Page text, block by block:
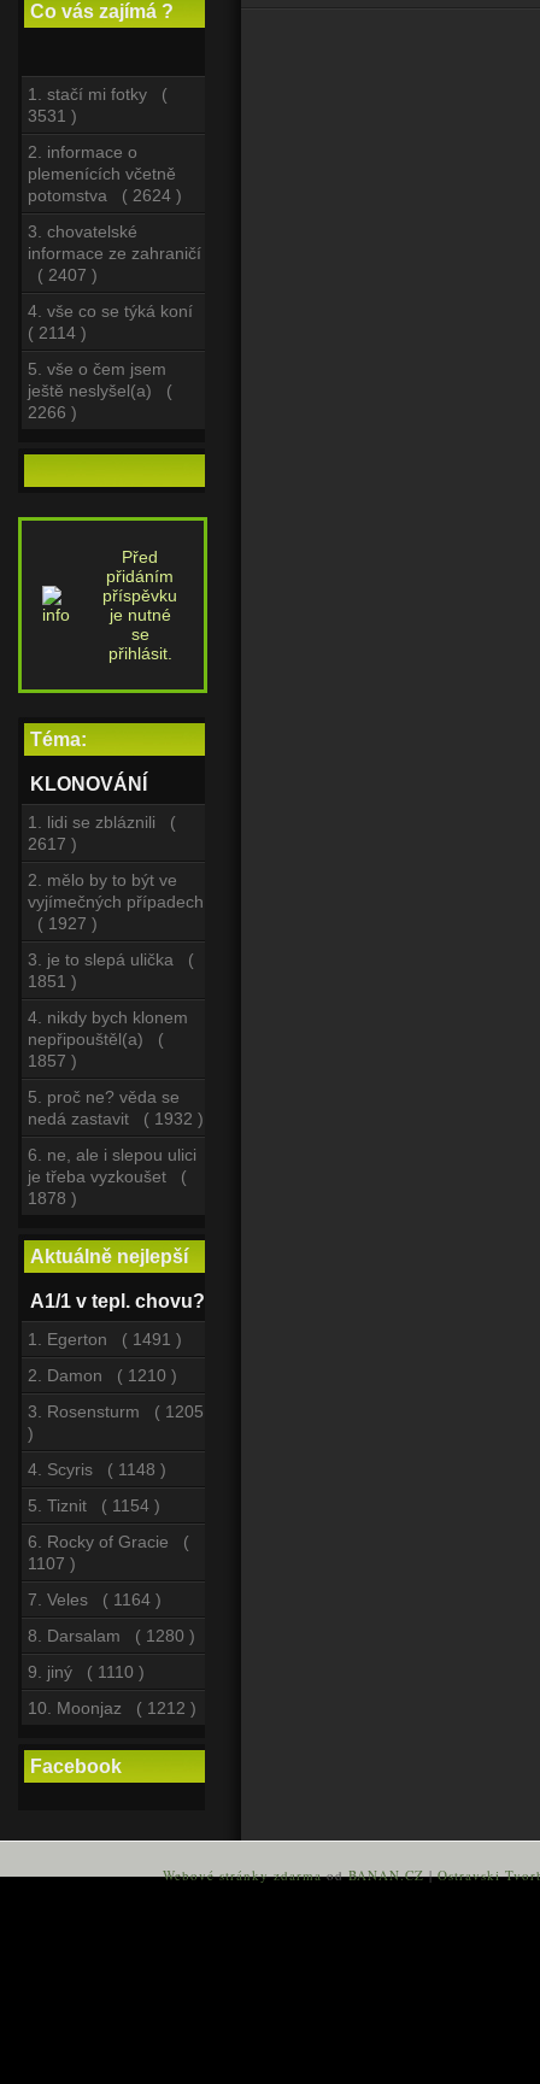
Co vás zajímá ?
1. stačí mi fotky (
3531 )
2. informace o
plemenících včetně
potomstva ( 2624 )
3. chovatelské
informace ze zahraničí
( 2407 )
4. vše co se týká koní
( 2114 )
5. vše o čem jsem
ještě neslyšel(a) (
2266 )
Před
přidáním
příspěvku
je nutné
se
přihlásit.
Téma:
KLONOVÁNÍ
1. lidi se zbláznili (
2617 )
2. mělo by to být ve
vyjímečných případech
( 1927 )
3. je to slepá ulička (
1851 )
4. nikdy bych klonem
nepřipouštěl(a) (
1857 )
5. proč ne? věda se
nedá zastavit ( 1932 )
6. ne, ale i slepou ulici
je třeba vyzkoušet (
1878 )
Aktuálně nejlepší
A1/1 v tepl. chovu?
1. Egerton ( 1491 )
2. Damon ( 1210 )
3. Rosensturm ( 1205
)
4. Scyris ( 1148 )
5. Tiznit ( 1154 )
6. Rocky of Gracie (
1107 )
7. Veles ( 1164 )
8. Darsalam ( 1280 )
9. jiný ( 1110 )
10. Moonjaz ( 1212 )
Facebook
Webové stránky zdarmaodBANAN.CZ|Ostravski